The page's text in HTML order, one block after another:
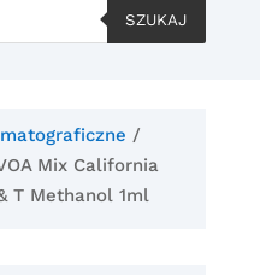
SZUKAJ
/
Mix California
T Methanol 1ml